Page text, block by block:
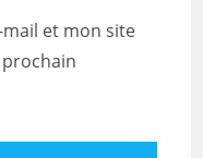
et mon site